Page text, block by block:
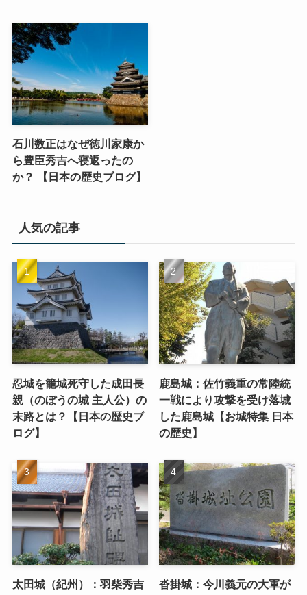
石川数正はなぜ徳川家康か
ら豊臣秀吉へ寝返ったの
か？ 【日本の歴史ブログ】
人気の記事
忍城を籠城死守した成田長
親（のぼうの城 主人公）の
末路とは？【日本の歴史ブ
ログ】
鹿島城：佐竹義重の常陸統
一戦により攻撃を受け落城
した鹿島城【お城特集 日本
の歴史】
太田城（紀州）：羽柴秀吉
沓掛城：今川義元の大軍が